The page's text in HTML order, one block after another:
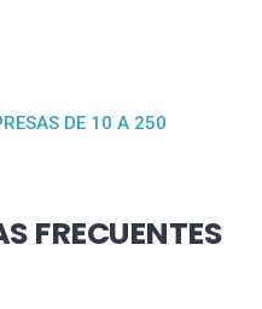
DE 10 A 250
FRECUENTES